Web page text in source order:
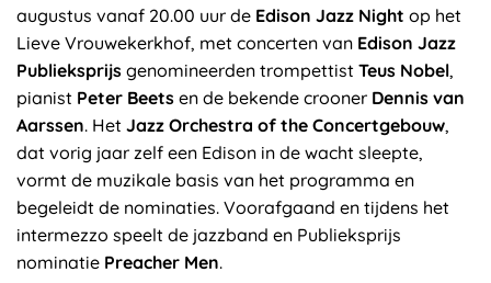
augustus vanaf 20.00 uur de Edison Jazz Night op het
Lieve Vrouwekerkhof, met concerten van Edison Jazz
Publieksprijs genomineerden trompettist Teus Nobel,
pianist Peter Beets en de bekende crooner Dennis van
Aarssen. Het Jazz Orchestra of the Concertgebouw,
dat vorig jaar zelf een Edison in de wacht sleepte,
vormt de muzikale basis van het programma en
begeleidt de nominaties. Voorafgaand en tijdens het
intermezzo speelt de jazzband en Publieksprijs
nominatie Preacher Men.